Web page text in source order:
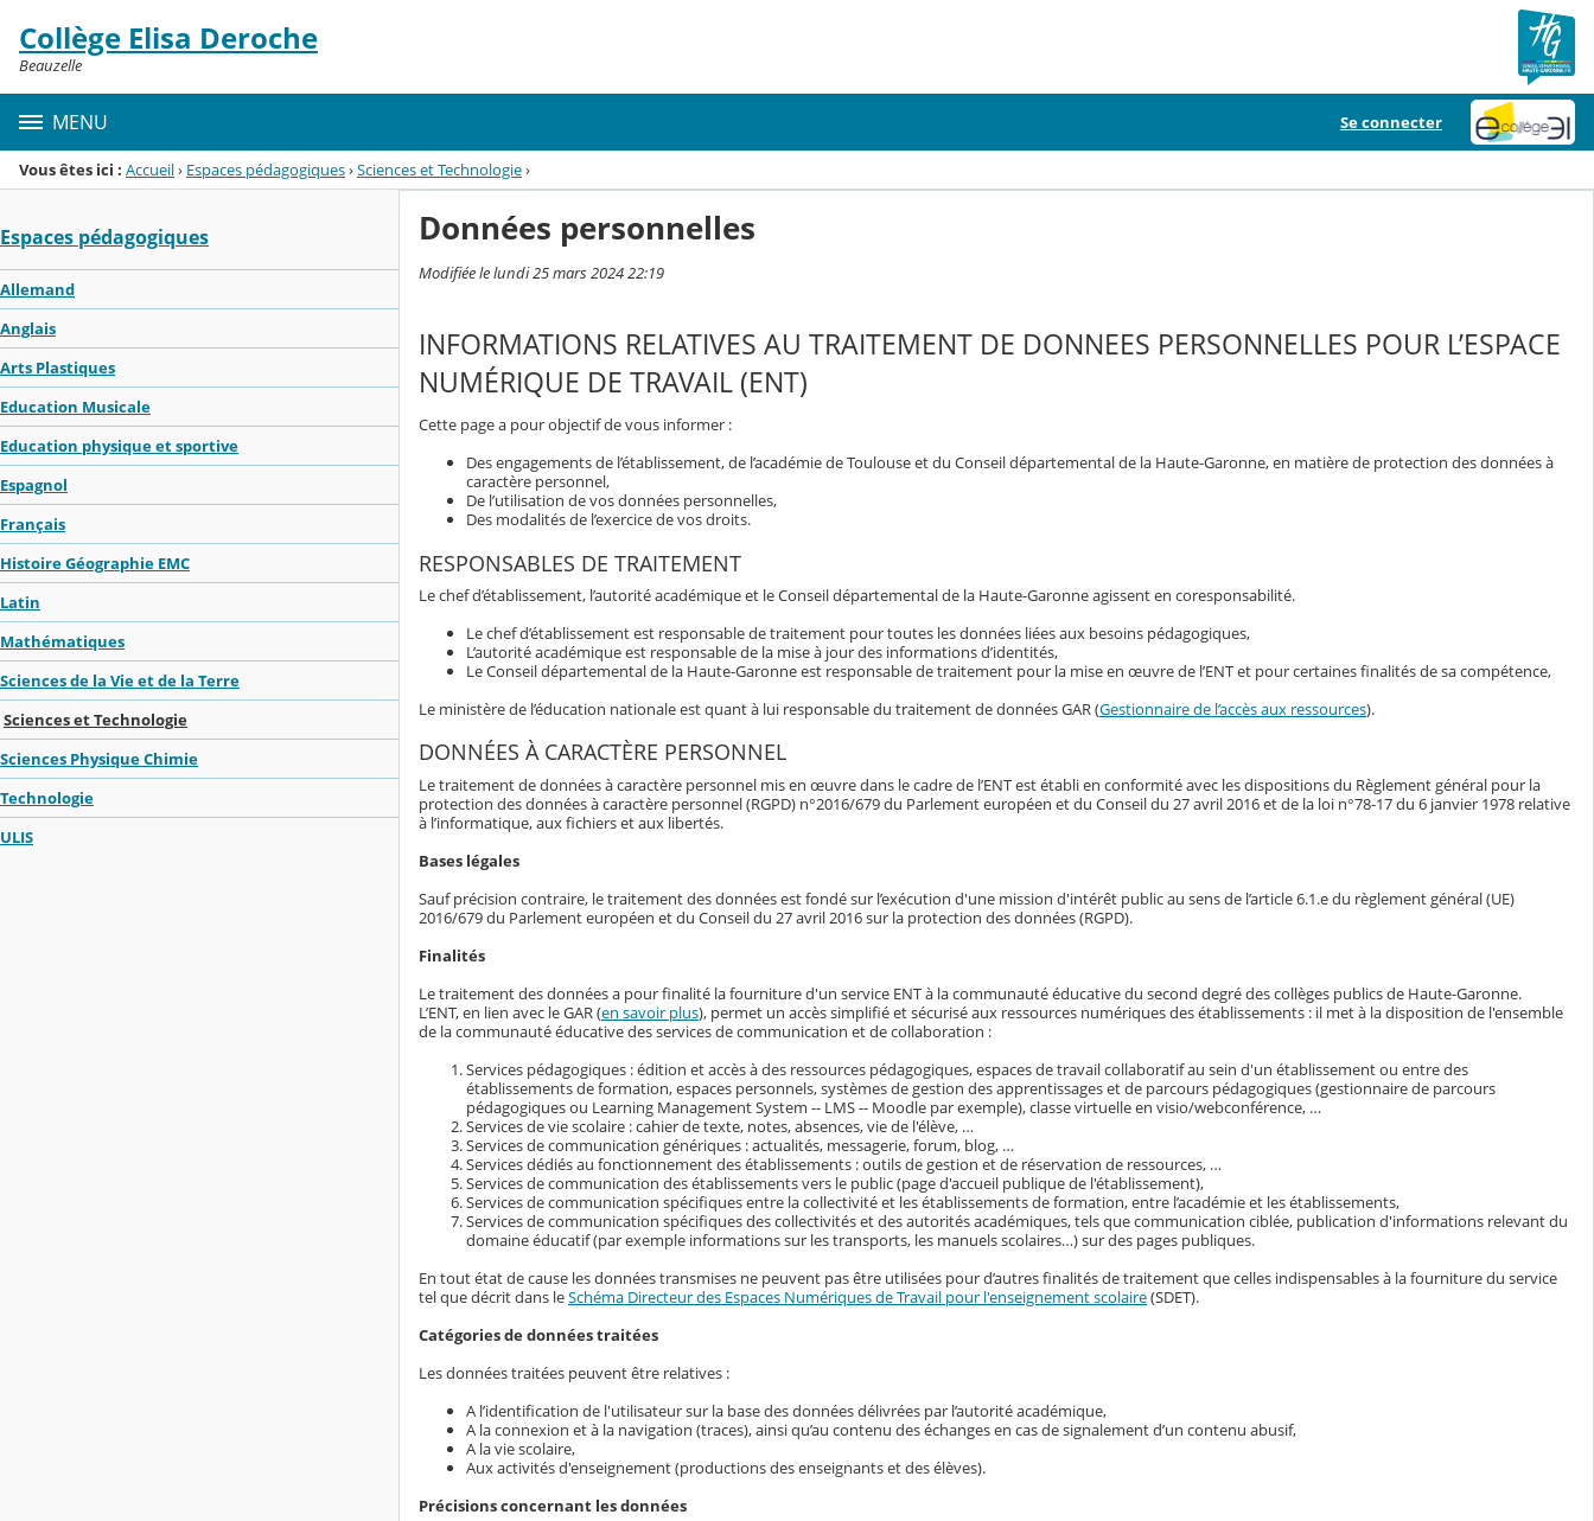
Menu de la rubrique
Contenu
Collège Elisa Deroche
Beauzelle
MENU Se connecter
Vous êtes ici : Accueil› Espaces pédagogiques›Sciences et Technologie›
Espaces pédagogiques
Allemand
Anglais
Arts Plastiques
Education Musicale
Education physique et sportive
Espagnol
Français
Histoire Géographie EMC
Latin
Mathématiques
Sciences de la Vie et de la Terre
Sciences et Technologie
Sciences Physique Chimie
Technologie
ULIS
Données personnelles
Modifiée le lundi 25 mars 2024 22:19
INFORMATIONS RELATIVES AU TRAITEMENT DE DONNEES PERSONNELLES POUR L’ESPACE
NUMÉRIQUE DE TRAVAIL (ENT)
Cette page a pour objectif de vous informer :
Des engagements de l’établissement, de l’académie de Toulouse et du Conseil départemental de la Haute-Garonne, en matière de protection des données à
caractère personnel,
De l’utilisation de vos données personnelles,
Des modalités de l’exercice de vos droits.
RESPONSABLES DE TRAITEMENT
Le chef d’établissement, l’autorité académique et le Conseil départemental de la Haute-Garonne agissent en coresponsabilité.
Le chef d’établissement est responsable de traitement pour toutes les données liées aux besoins pédagogiques,
L’autorité académique est responsable de la mise à jour des informations d’identités,
Le Conseil départemental de la Haute-Garonne est responsable de traitement pour la mise en œuvre de l’ENT et pour certaines finalités de sa compétence,
Le ministère de l’éducation nationale est quant à lui responsable du traitement de données GAR (Gestionnaire de l’accès aux ressources).
DONNÉES À CARACTÈRE PERSONNEL
Le traitement de données à caractère personnel mis en œuvre dans le cadre de l’ENT est établi en conformité avec les dispositions du Règlement général pour la
protection des données à caractère personnel (RGPD) n°2016/679 du Parlement européen et du Conseil du 27 avril 2016 et de la loi n°78-17 du 6 janvier 1978 relative
à l’informatique, aux fichiers et aux libertés.
Bases légales
Sauf précision contraire, le traitement des données est fondé sur l’exécution d'une mission d'intérêt public au sens de l’article 6.1.e du règlement général (UE)
2016/679 du Parlement européen et du Conseil du 27 avril 2016 sur la protection des données (RGPD).
Finalités
Le traitement des données a pour finalité la fourniture d'un service ENT à la communauté éducative du second degré des collèges publics de Haute-Garonne.
L’ENT, en lien avec le GAR (en savoir plus), permet un accès simplifié et sécurisé aux ressources numériques des établissements : il met à la disposition de l'ensemble
de la communauté éducative des services de communication et de collaboration :
Services pédagogiques : édition et accès à des ressources pédagogiques, espaces de travail collaboratif au sein d'un établissement ou entre des
établissements de formation, espaces personnels, systèmes de gestion des apprentissages et de parcours pédagogiques (gestionnaire de parcours
pédagogiques ou Learning Management System -- LMS -- Moodle par exemple), classe virtuelle en visio/webconférence, …
Services de vie scolaire : cahier de texte, notes, absences, vie de l'élève, …
Services de communication génériques : actualités, messagerie, forum, blog, …
Services dédiés au fonctionnement des établissements : outils de gestion et de réservation de ressources, …
Services de communication des établissements vers le public (page d'accueil publique de l'établissement),
Services de communication spécifiques entre la collectivité et les établissements de formation, entre l’académie et les établissements,
Services de communication spécifiques des collectivités et des autorités académiques, tels que communication ciblée, publication d'informations relevant du
domaine éducatif (par exemple informations sur les transports, les manuels scolaires…) sur des pages publiques.
En tout état de cause les données transmises ne peuvent pas être utilisées pour d’autres finalités de traitement que celles indispensables à la fourniture du service
tel que décrit dans leSchéma Directeur des Espaces Numériques de Travail pour l'enseignement scolaire(SDET).
Catégories de données traitées
Les données traitées peuvent être relatives :
A l’identification de l'utilisateur sur la base des données délivrées par l’autorité académique,
A la connexion et à la navigation (traces), ainsi qu’au contenu des échanges en cas de signalement d’un contenu abusif,
A la vie scolaire,
Aux activités d'enseignement (productions des enseignants et des élèves).
Précisions concernant les données